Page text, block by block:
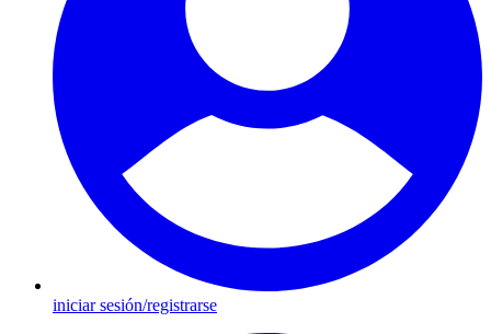
iniciar sesión/registrarse